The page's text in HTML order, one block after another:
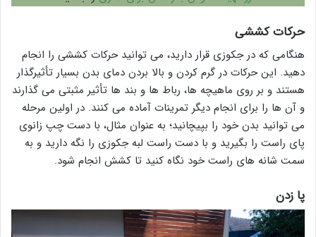
حرکات کششی
هنگامی که در جکوزی قرار دارید، می توانید حرکات کششی را انجام
دهید. این حرکات در گرم کردن و بالا بردن دمای بدن بسیار تأثیرگذار
هستند و بر روی ماهیچه ها، رباط ها و بند ها تأثیر مثبتی می گذارند
و آن ها را برای انجام دیگر تمرینات آماده می کنند. در اولین مرحله
می توانید بدن خود را بپیچانید؛ به عنوان مثال، با دست چپ زانوی
پای راست را بگیرید و با دست راست لبه جکوزی را نگه دارید و به
سمت شانه های راست خود نگاه کنید تا کشش انجام شود.
پا زدن